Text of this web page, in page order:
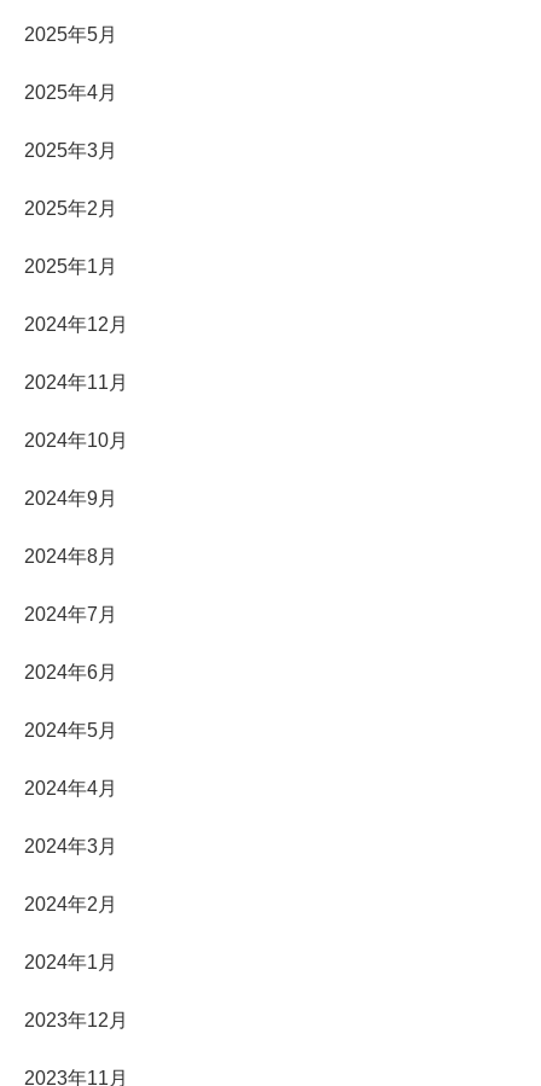
2025年5月
2025年4月
2025年3月
2025年2月
2025年1月
2024年12月
2024年11月
2024年10月
2024年9月
2024年8月
2024年7月
2024年6月
2024年5月
2024年4月
2024年3月
2024年2月
2024年1月
2023年12月
2023年11月